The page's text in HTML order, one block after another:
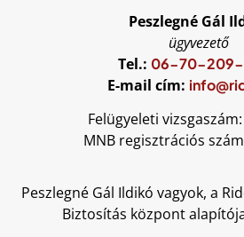
Peszlegné Gál Ildikó vagyok, a
Biztosítás központ
Peszlegné Gál
ügyvezető
Tel.: 06-70-209-
E-mail cím:
Felügyeleti vizsgaszám:
MNB regisztrációs